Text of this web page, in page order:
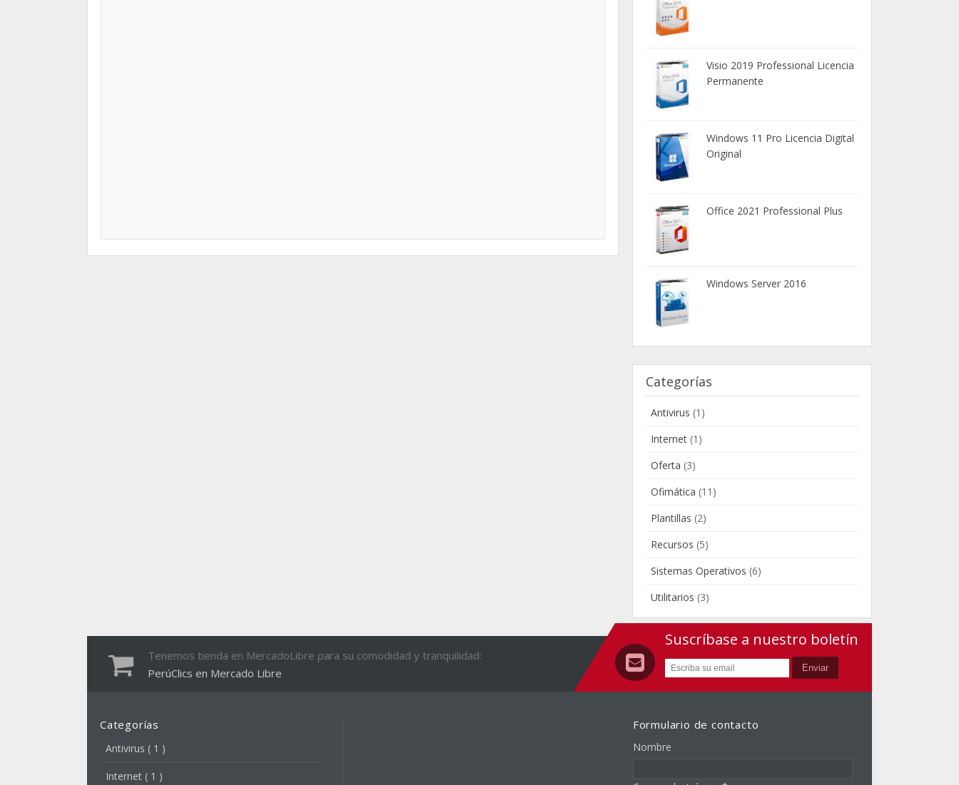
Visio 2019 Professional Licencia
Permanente
Windows 11 Pro Licencia Digital
Original
Office 2021 Professional Plus
Windows Server 2016
Categorías
Antivirus (1)
Internet (1)
Oferta (3)
Ofimática (11)
Plantillas (2)
Recursos (5)
Sistemas Operativos (6)
Utilitarios (3)
Tenemos tienda en MercadoLibre para su comodidad y tranquilidad:
PerúClics en Mercado Libre
Suscríbase a nuestro boletín
Categorías
Antivirus ( 1 )
Internet ( 1 )
Formulario de contacto
Nombre